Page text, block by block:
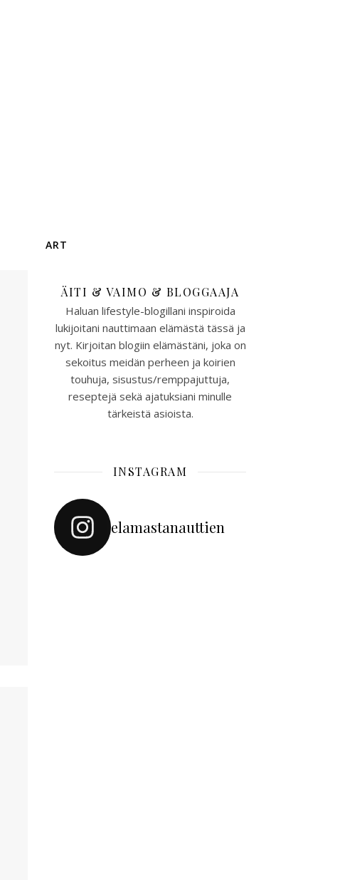
ART
ÄITI & VAIMO & BLOGGAAJA
Haluan lifestyle-blogillani inspiroida
lukijoitani nauttimaan elämästä tässä ja
nyt. Kirjoitan blogiin elämästäni, joka on
sekoitus meidän perheen ja koirien
touhuja, sisustus/remppajuttuja,
reseptejä sekä ajatuksiani minulle
tärkeistä asioista.
INSTAGRAM
elamastanauttien